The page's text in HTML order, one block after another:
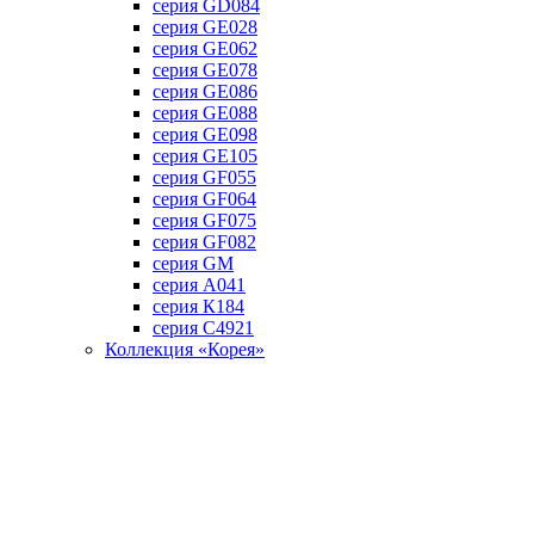
серия GD084
серия GE028
серия GE062
серия GE078
серия GE086
серия GE088
серия GE098
серия GE105
серия GF055
серия GF064
серия GF075
серия GF082
серия GM
серия А041
серия К184
серия С4921
Коллекция «Корея»